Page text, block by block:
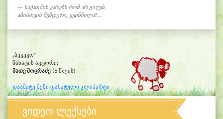
საქათმის კარებს რომ არ გიღებ,
ამისთვის მემდური, ყვინჩილა?...
„ბეკეკო“
ნახატის ავტორი:
მათე მოცრაძე (5 წლის)
დაამატე შენი დახატული კლიპარტი
ვიდეო ლექსები